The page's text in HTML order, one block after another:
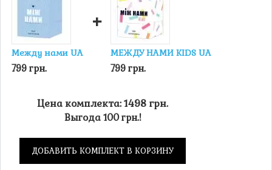
картах.
Проблемы начинаются тогда, когда кто-то не
выдерживает и выкладывает бóльшую карту, чем карта
на руке другого игрока. Игра приостанавливается,
команда теряет одну жизнь, все карты с меньшими
значениями, чем текущая карта, сбрасываются.
каждый игрок сбрасывает с руки карту с наименьшим
Когда все карты выложены, игроки переходят к
следующему уровню. По мере прохождения уровней
команда получает награды – метательные звездочки или
Между нами UA
799 грн.
+
МЕЖДУ НАМИ KIDS UA
799 грн.
Цена комплекта: 1498 грн.
Выгода 100 грн.!
ДОБАВИТЬ КОМПЛЕКТ В КОРЗИНУ